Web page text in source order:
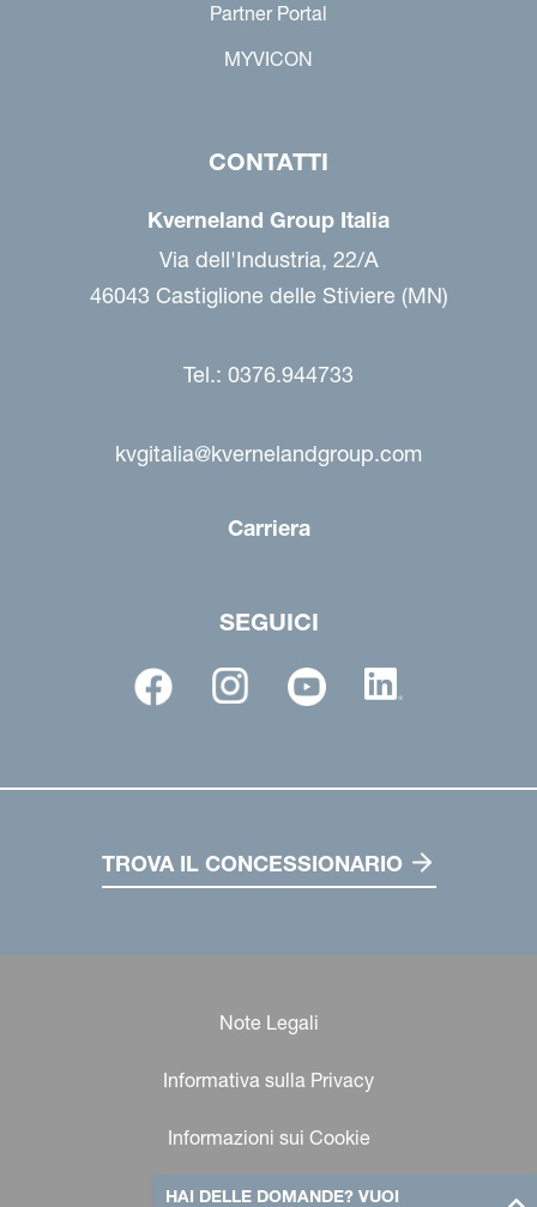
HAI DELLE DOMANDE? VUOI
Partner Portal
MYVICON
CONTATTI
Kverneland Group Italia
Via dell'Industria, 22/A
46043 Castiglione delle Stiviere (MN)
Tel.: 0376.944733
kvgitalia@kvernelandgroup.com
Carriera
SEGUICI
TROVA IL CONCESSIONARIO
Note Legali
Informativa sulla Privacy
Informazioni sui Cookie